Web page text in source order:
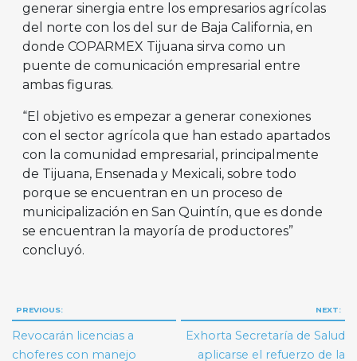
generar sinergia entre los empresarios agrícolas
del norte con los del sur de Baja California, en
donde COPARMEX Tijuana sirva como un
puente de comunicación empresarial entre
ambas figuras.
“El objetivo es empezar a generar conexiones
con el sector agrícola que han estado apartados
con la comunidad empresarial, principalmente
de Tijuana, Ensenada y Mexicali, sobre todo
porque se encuentran en un proceso de
municipalización en San Quintín, que es donde
se encuentran la mayoría de productores”
concluyó.
Navegación
de
PREVIOUS:
Revocarán licencias a
choferes con manejo
NEXT:
Exhorta Secretaría de Salud
aplicarse el refuerzo de la